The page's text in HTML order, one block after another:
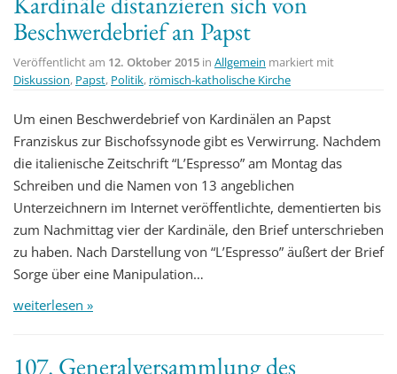
Beschwerdebrief an Papst
Veröffentlicht am 12. Oktober 2015 in Allgemein markiert mit
Diskussion, Papst, Politik, römisch-katholische Kirche
Um einen Beschwerdebrief von Kardinälen an Papst
Franziskus zur Bischofssynode gibt es Verwirrung. Nachdem
die italienische Zeitschrift “L’Espresso” am Montag das
Schreiben und die Namen von 13 angeblichen
Unterzeichnern im Internet veröffentlichte, dementierten bis
zum Nachmittag vier der Kardinäle, den Brief unterschrieben
zu haben. Nach Darstellung von “L’Espresso” äußert der Brief
Sorge über eine Manipulation…
weiterlesen »
107. Generalversammlung des